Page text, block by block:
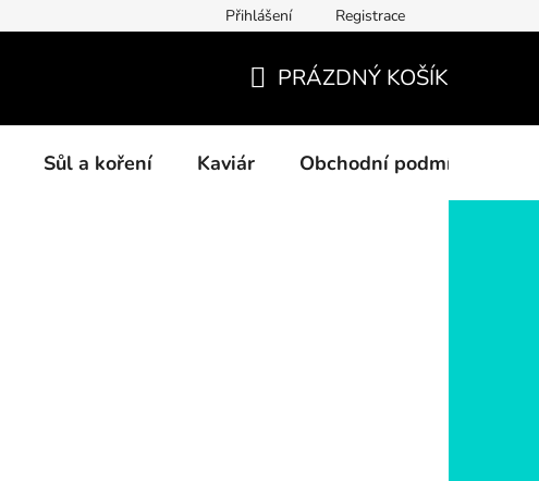
Přihlášení Registrace
KOŠÍK
PRÁZDNÝ KOŠÍK
Sůl a koření Kaviár Obchodní podmínky